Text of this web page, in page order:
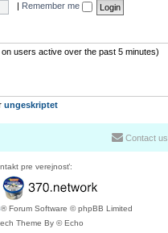
Remember me
users active over the past 5 minutes)
ungeskriptet
Contact us
pre verejnosť:
® Forum Software © phpBB Limited
Theme By © Echo